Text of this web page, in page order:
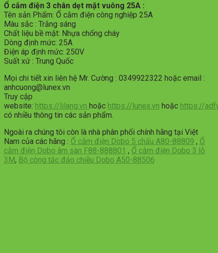
Ổ cắm điện 3 chân dẹt mặt vuông 25A :
Tên sản Phẩm: Ổ cắm điện công nghiệp 25A
Màu sắc : Trắng sáng
Chất liệu bề mặt: Nhựa chống cháy
Dòng định mức: 25A
Điện áp định mức: 250V
Suất xứ : Trung Quốc
Mọi chi tiết xin liên hệ Mr. Cường : 0349922322 hoặc email :
anhcuong@lunex.vn
Truy cập
website: https://lilang.vn hoặc https://lunex.vn hoặc https://
có nhiều thông tin các sản phẩm.
Ngoài ra chúng tôi còn là nhà phân phối chính hãng tại Việt
Nam của các hãng : Ổ cắm điện Dobo 5 chấu A80-88809 , Ổ
cắm điện Dobo âm sàn F88-888801 , Ổ cắm điện Dobo 3 lỗ
3M, Bộ công tắc đảo chiều Dobo A50-88506